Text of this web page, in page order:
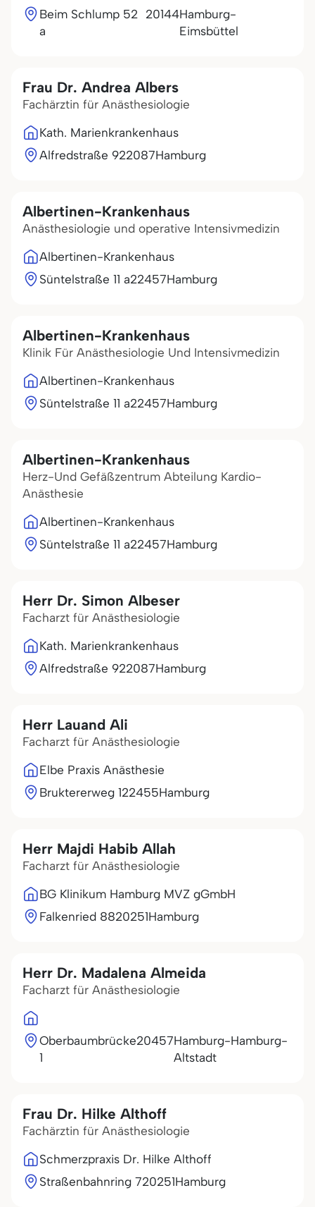
Beim Schlump 52
a
20144Hamburg-
Eimsbüttel
Frau Dr. Andrea Albers
Fachärztin für Anästhesiologie
Kath. Marienkrankenhaus
Alfredstraße 922087Hamburg
Albertinen-Krankenhaus
Anästhesiologie und operative Intensivmedizin
Albertinen-Krankenhaus
Süntelstraße 11 a22457Hamburg
Albertinen-Krankenhaus
Klinik Für Anästhesiologie Und Intensivmedizin
Albertinen-Krankenhaus
Süntelstraße 11 a22457Hamburg
Albertinen-Krankenhaus
Herz-Und Gefäßzentrum Abteilung Kardio-
Anästhesie
Albertinen-Krankenhaus
Süntelstraße 11 a22457Hamburg
Herr Dr. Simon Albeser
Facharzt für Anästhesiologie
Kath. Marienkrankenhaus
Alfredstraße 922087Hamburg
Herr Lauand Ali
Facharzt für Anästhesiologie
Elbe Praxis Anästhesie
Bruktererweg 122455Hamburg
Herr Majdi Habib Allah
Facharzt für Anästhesiologie
BG Klinikum Hamburg MVZ gGmbH
Falkenried 8820251Hamburg
Herr Dr. Madalena Almeida
Facharzt für Anästhesiologie
Oberbaumbrücke
1
20457Hamburg-Hamburg-
Altstadt
Frau Dr. Hilke Althoff
Fachärztin für Anästhesiologie
Schmerzpraxis Dr. Hilke Althoff
Straßenbahnring 720251Hamburg